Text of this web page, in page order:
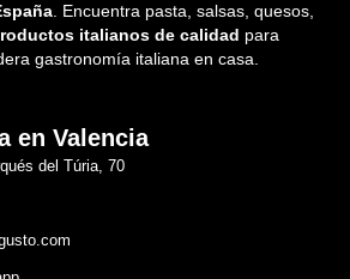
. Encuentra pasta, salsas, quesos,
italianos de calidad para
gastronomía italiana en casa.
en Valencia
del Túria, 70